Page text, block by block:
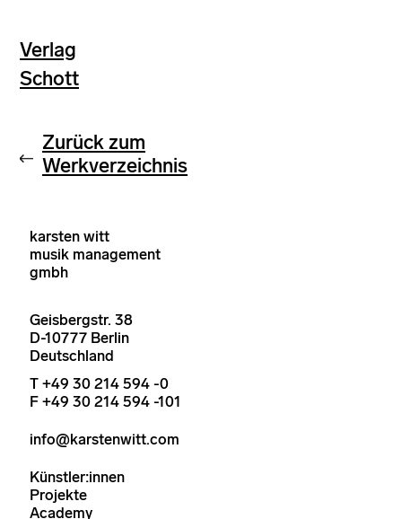
Verlag
Schott
Zurück zum
Werkverzeichnis
karsten witt
musik management
gmbh
Geisbergstr. 38
D-10777 Berlin
Deutschland
T +49 30 214 594 -0
F +49 30 214 594 -101
info@karstenwitt.com
Künstler:innen
Projekte
Academy